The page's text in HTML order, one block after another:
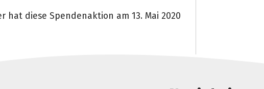
hat diese Spendenaktion am 13. Mai 2020